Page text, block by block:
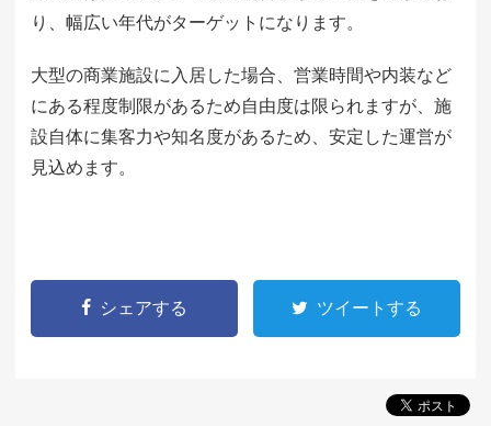
り、幅広い年代がターゲットになります。
大型の商業施設に入居した場合、営業時間や内装など
にある程度制限があるため自由度は限られますが、施
設自体に集客力や知名度があるため、安定した運営が
見込めます。
シェアする ツイートする